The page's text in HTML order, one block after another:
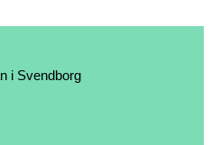
i Svendborg